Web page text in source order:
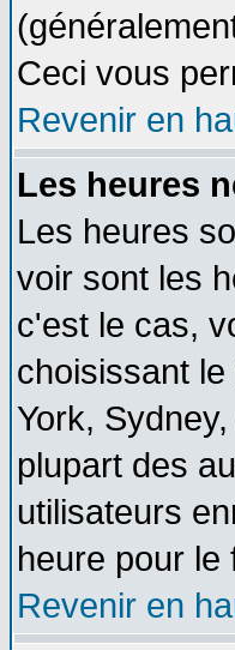
Ceci vous
Revenir en
Les heures
Les heures
voir sont les
c'est le cas,
choisissant
York,
plupart des
utilisateurs
heure pour le
Revenir en